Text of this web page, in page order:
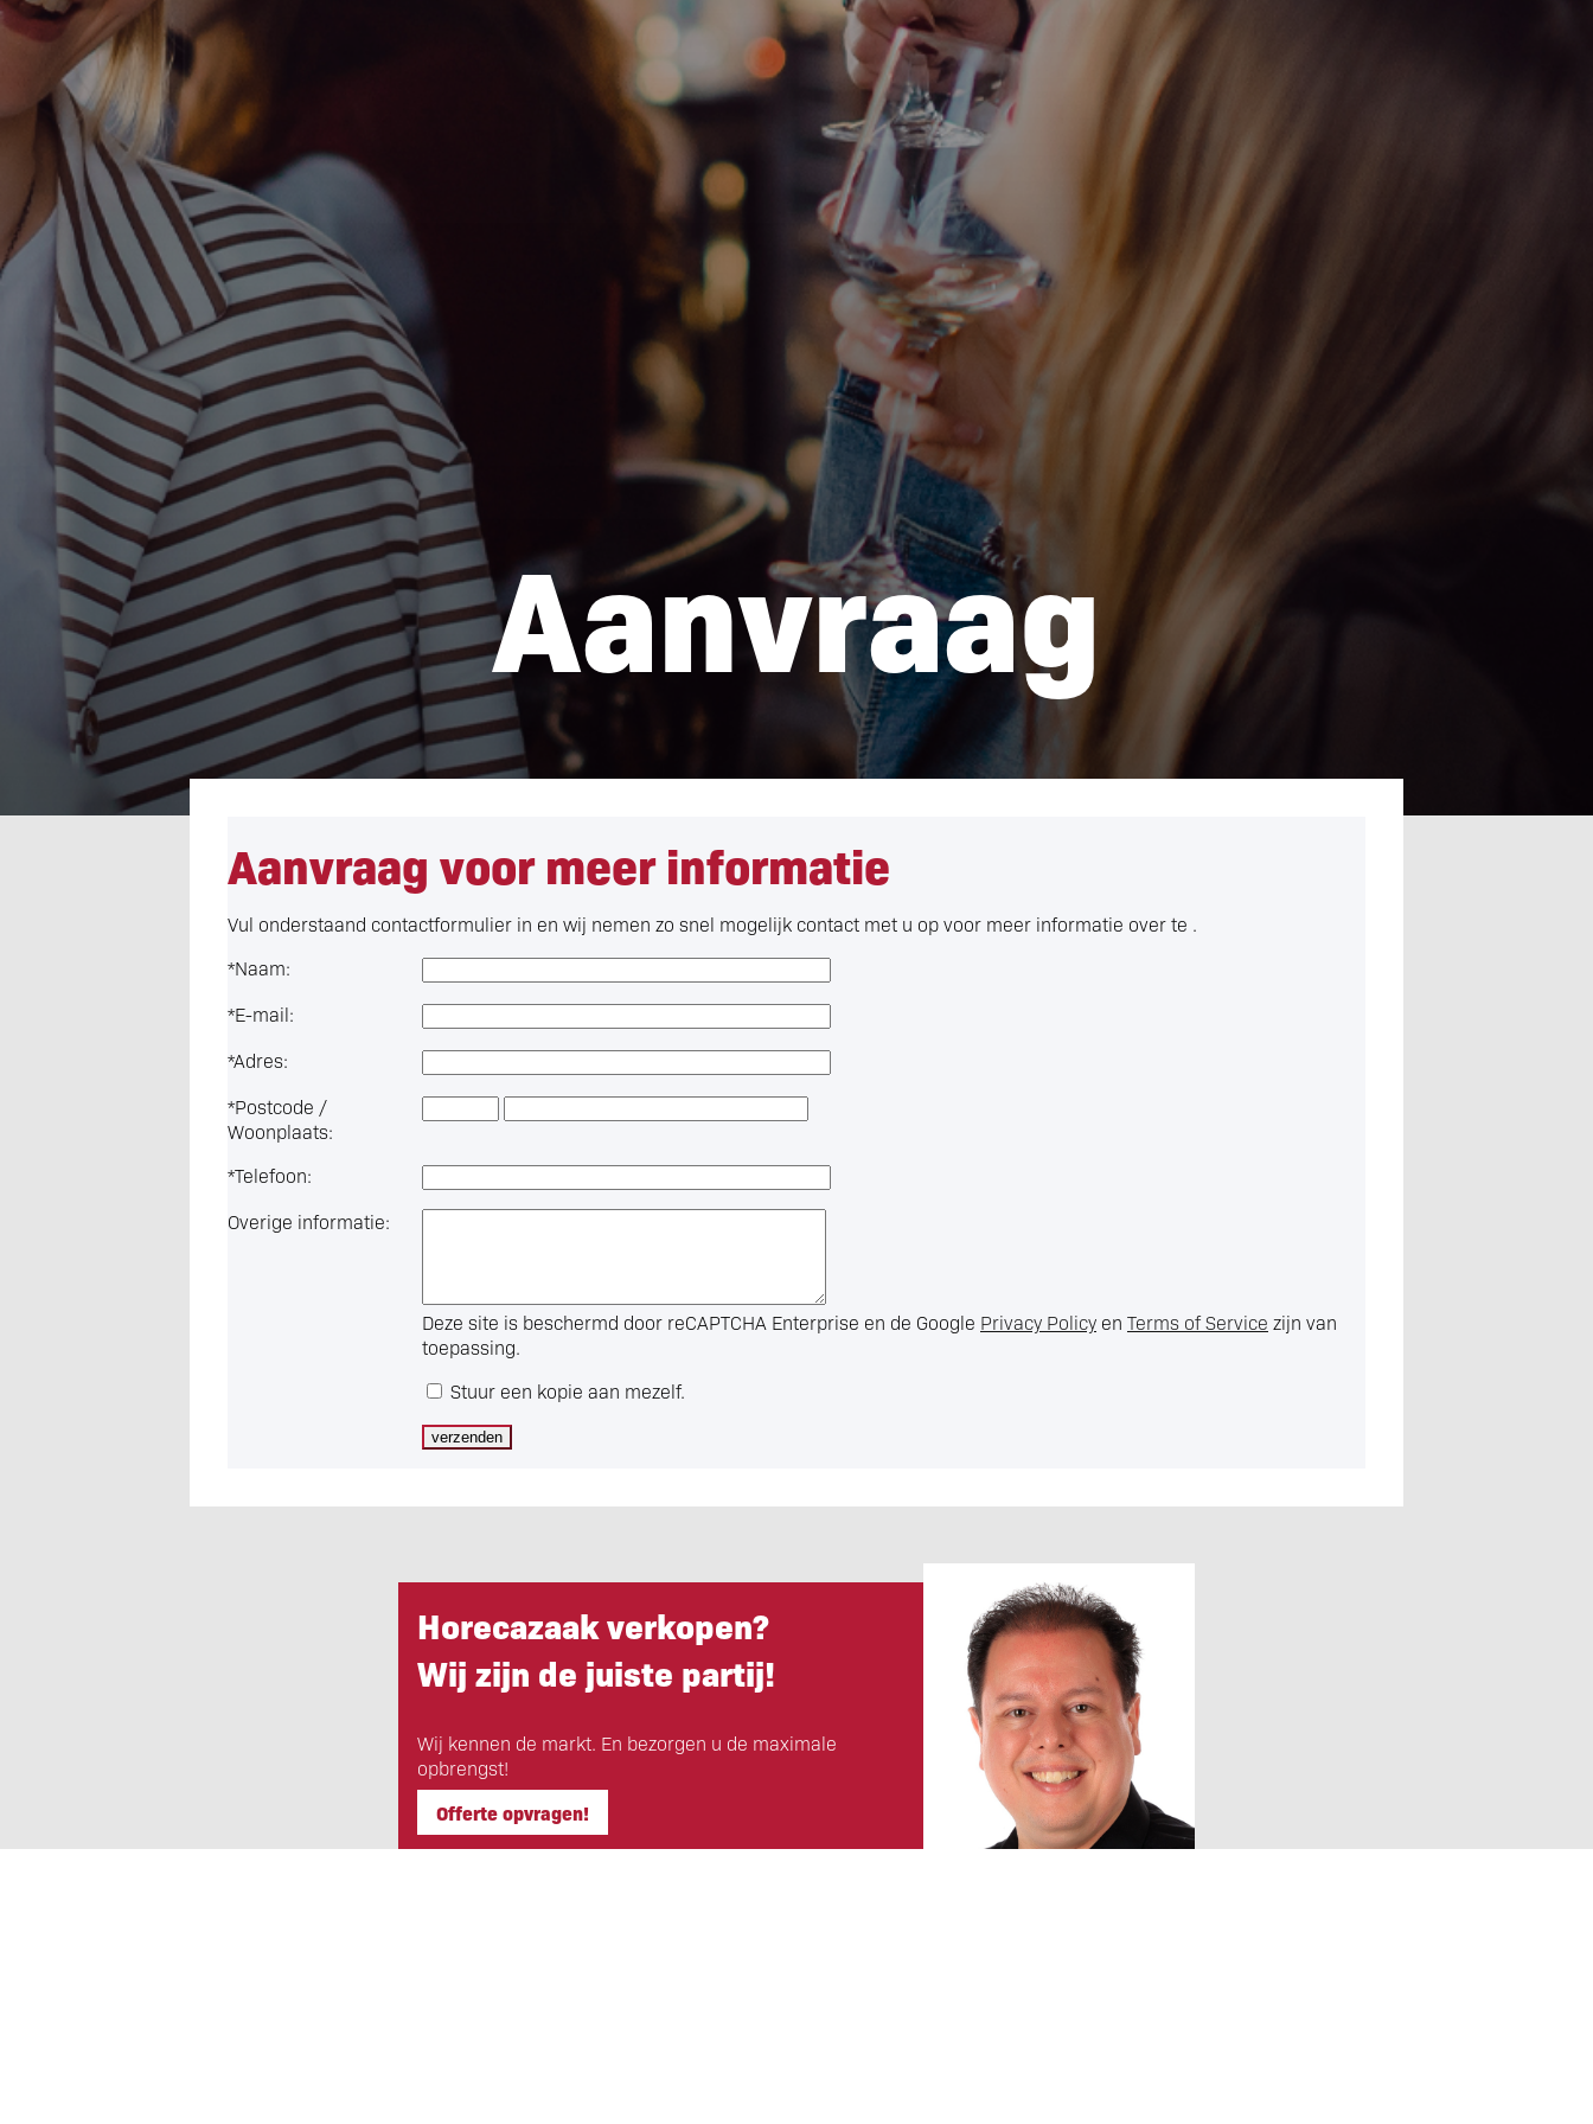
Aanvraag
Aanvraag voor meer informatie
Vul onderstaand contactformulier in en wij nemen zo snel mogelijk contact met u op voor meer informatie overte .
*Naam:
*E-mail:
*Adres:
*Postcode /
Woonplaats:
*Telefoon:
Overige informatie:
Deze site is beschermd door reCAPTCHA Enterprise en de Google Privacy Policy en Terms of Service zijn van
toepassing.
Stuur een kopie aan mezelf.
Horecazaak verkopen?
Wij zijn de juiste partij!
Wij kennen de markt. En bezorgen u de maximale
opbrengst!
Offerte opvragen!